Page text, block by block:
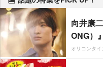
向井康
ONG）』
オリコンタイ